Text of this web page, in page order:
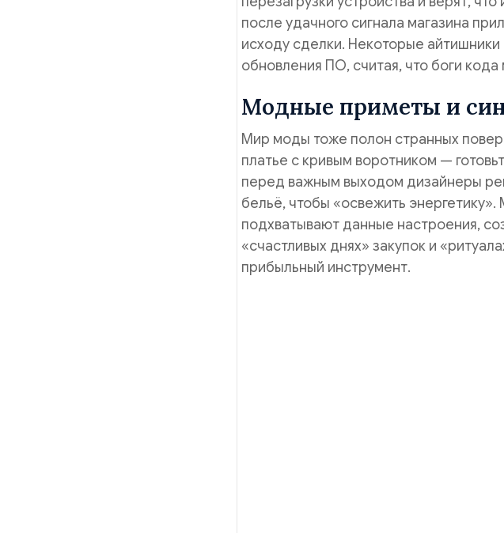
после удачного сигнала магазина
исходу сделки. Некоторые
обновления ПО, считая, что боги кода
Модные приметы и
Мир моды тоже полон странных
платье с кривым воротником —
перед важным выходом дизайнеры
бельё, чтобы «освежить
подхватывают данные настроения,
«счастливых днях» закупок и
прибыльный инструмент.